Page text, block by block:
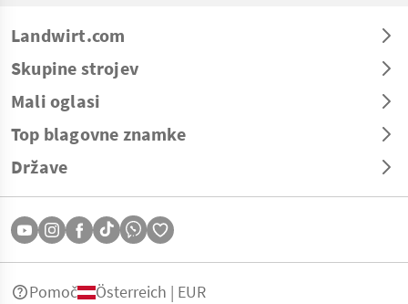
Landwirt.com
Skupine strojev
Mali oglasi
Top blagovne znamke
Države
Pomoč Österreich | EUR